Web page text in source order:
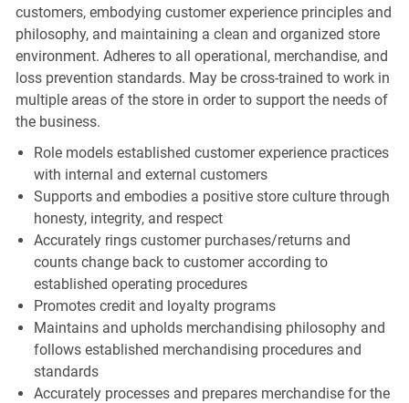
customers, embodying customer experience principles and
philosophy, and maintaining a clean and organized store
environment. Adheres to all operational, merchandise, and
loss prevention standards. May be cross-trained to work in
multiple areas of the store in order to support the needs of
the business.
Role models established customer experience practices
with internal and external customers
Supports and embodies a positive store culture through
honesty, integrity, and respect
Accurately rings customer purchases/returns and
counts change back to customer according to
established operating procedures
Promotes credit and loyalty programs
Maintains and upholds merchandising philosophy and
follows established merchandising procedures and
standards
Accurately processes and prepares merchandise for the